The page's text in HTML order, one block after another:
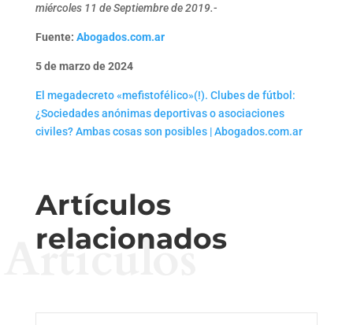
miércoles 11 de Septiembre de 2019.-
Fuente: Abogados.com.ar
5 de marzo de 2024
El megadecreto «mefistofélico»(!). Clubes de fútbol:
¿Sociedades anónimas deportivas o asociaciones
civiles? Ambas cosas son posibles | Abogados.com.ar
Artículos
relacionados
Artículos